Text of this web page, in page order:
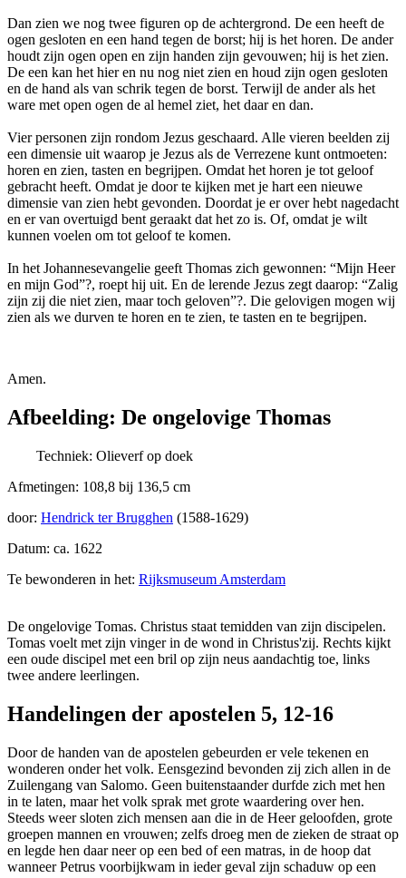
Dan zien we nog twee figuren op de achtergrond. De een heeft de
ogen gesloten en een hand tegen de borst; hij is het horen. De ander
houdt zijn ogen open en zijn handen zijn gevouwen; hij is het zien.
De een kan het hier en nu nog niet zien en houd zijn ogen gesloten
en de hand als van schrik tegen de borst. Terwijl de ander als het
ware met open ogen de al hemel ziet, het daar en dan.
Vier personen zijn rondom Jezus geschaard. Alle vieren beelden zij
een dimensie uit waarop je Jezus als de Verrezene kunt ontmoeten:
horen en zien, tasten en begrijpen. Omdat het horen je tot geloof
gebracht heeft. Omdat je door te kijken met je hart een nieuwe
dimensie van zien hebt gevonden. Doordat je er over hebt nagedacht
en er van overtuigd bent geraakt dat het zo is. Of, omdat je wilt
kunnen voelen om tot geloof te komen.
In het Johannesevangelie geeft Thomas zich gewonnen: “Mijn Heer
en mijn God”?, roept hij uit. En de lerende Jezus zegt daarop: “Zalig
zijn zij die niet zien, maar toch geloven”?. Die gelovigen mogen wij
zien als we durven te horen en te zien, te tasten en te begrijpen.
Amen.
Afbeelding: De ongelovige Thomas
Techniek: Olieverf op doek
Afmetingen: 108,8 bij 136,5 cm
door: Hendrick ter Brugghen (1588-1629)
Datum: ca. 1622
Te bewonderen in het: Rijksmuseum Amsterdam
De ongelovige Tomas. Christus staat temidden van zijn discipelen.
Tomas voelt met zijn vinger in de wond in Christus'zij. Rechts kijkt
een oude discipel met een bril op zijn neus aandachtig toe, links
twee andere leerlingen.
Handelingen der apostelen 5, 12-16
Door de handen van de apostelen gebeurden er vele tekenen en
wonderen onder het volk. Eensgezind bevonden zij zich allen in de
Zuilengang van Salomo. Geen buitenstaander durfde zich met hen
in te laten, maar het volk sprak met grote waardering over hen.
Steeds weer sloten zich mensen aan die in de Heer geloofden, grote
groepen mannen en vrouwen; zelfs droeg men de zieken de straat op
en legde hen daar neer op een bed of een matras, in de hoop dat
wanneer Petrus voorbijkwam in ieder geval zijn schaduw op een